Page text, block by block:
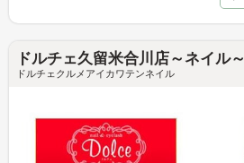
ドルチェ久留米合川店～ネイル～
ドルチェクルメアイカワテンネイル